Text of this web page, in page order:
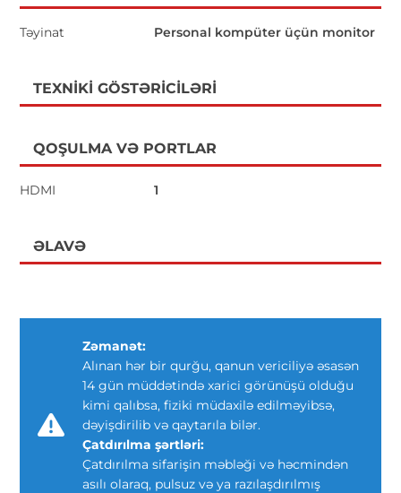
Təyinat Personal kompüter üçün monitor
TEXNIKI GÖSTƏRICILƏRI
QOŞULMA VƏ PORTLAR
HDMI 1
ƏLAVƏ
Zəmanət:
Alınan hər bir qurğu, qanun vericiliyə əsasən
14 gün müddətində xarici görünüşü olduğu
kimi qalıbsa, fiziki müdaxilə edilməyibsə,
dəyişdirilib və qaytarıla bilər.
Çatdırılma şərtləri:
Çatdırılma sifarişin məbləği və həcmindən
asılı olaraq, pulsuz və ya razılaşdırılmış